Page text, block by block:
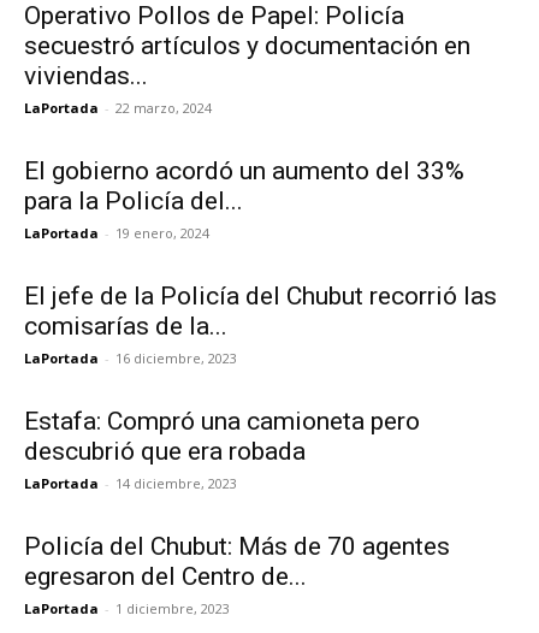
Operativo Pollos de Papel: Policía
secuestró artículos y documentación en
viviendas...
LaPortada - 22 marzo, 2024
El gobierno acordó un aumento del 33%
para la Policía del...
LaPortada - 19 enero, 2024
El jefe de la Policía del Chubut recorrió las
comisarías de la...
LaPortada - 16 diciembre, 2023
Estafa: Compró una camioneta pero
descubrió que era robada
LaPortada - 14 diciembre, 2023
Policía del Chubut: Más de 70 agentes
egresaron del Centro de...
LaPortada - 1 diciembre, 2023